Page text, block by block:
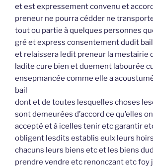
et est expressement convenu et
preneur ne pourra cédder ne
tout ou partie à quelques personnes
gré et express consentement dudit
et relaissera ledit preneur la mestairie
ladite cure bien et duement labourée
ensepmancée comme elle a
bail
dont et de toutes lesquelles choses
sont demeurées d’accord ce qu’elles
accepté et à icelles tenir etc garantir
obligent lesdits establis eulx leurs
chacuns leurs biens etc et les biens
prendre vendre etc renonczant etc foy